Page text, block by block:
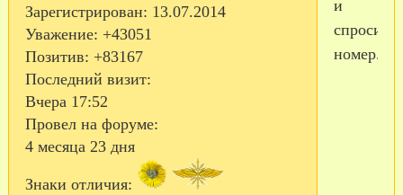
Зарегистрирован: 13.07.2014
Уважение: +43051
Позитив: +83167
Последний визит:
Вчера 17:52
Провел на форуме:
4 месяца 23 дня
Знаки отличия:
и
спросите
номер.